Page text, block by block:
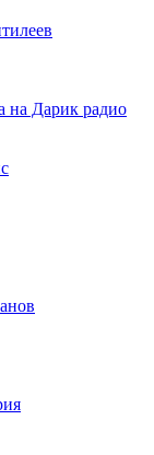
на Дарик радио